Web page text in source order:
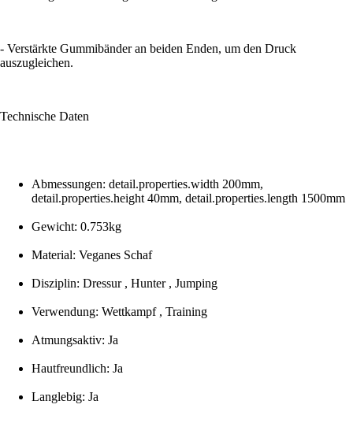
- Verstärkte Gummibänder an beiden Enden, um den Druck
auszugleichen.
Technische Daten
Abmessungen: detail.properties.width 200mm,
detail.properties.height 40mm, detail.properties.length 1500mm
Gewicht: 0.753kg
Material: Veganes Schaf
Disziplin: Dressur , Hunter , Jumping
Verwendung: Wettkampf , Training
Atmungsaktiv: Ja
Hautfreundlich: Ja
Langlebig: Ja